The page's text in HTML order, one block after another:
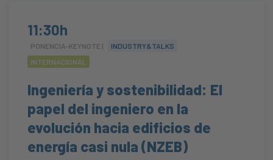
11:30h
PONENCIA-KEYNOTE |
INDUSTRY&TALKS
INTERNACIONAL
Ingeniería y sostenibilidad: El
papel del ingeniero en la
evolución hacia edificios de
energía casi nula (NZEB)